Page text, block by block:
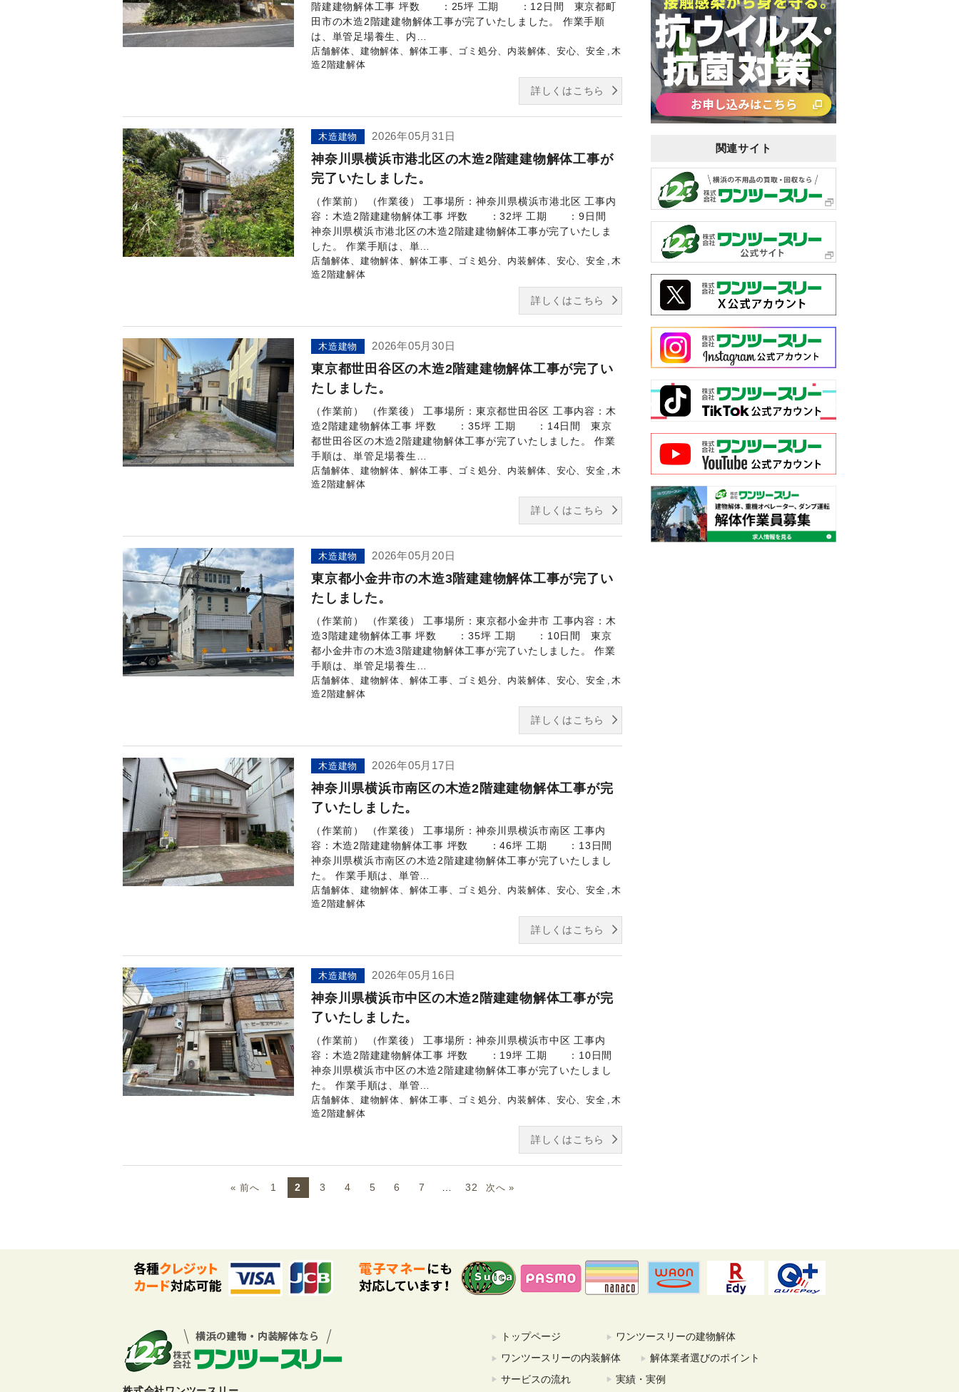
階建建物解体工事 坪数 ：25坪 工期 ：12日間 東京都町
田市の木造2階建建物解体工事が完了いたしました。 作業手順
は、単管足場養生、内…
店舗解体、建物解体、解体工事、ゴミ処分、内装解体、安心、安全
木
造2階建解体
詳しくはこちら
木造建物 2026年05月31日
神奈川県横浜市港北区の木造2階建建物解体工事が
完了いたしました。
（作業前） （作業後） 工事場所：神奈川県横浜市港北区 工事内
容：木造2階建建物解体工事 坪数 ：32坪 工期 ：9日間
神奈川県横浜市港北区の木造2階建建物解体工事が完了いたしま
した。 作業手順は、単…
店舗解体、建物解体、解体工事、ゴミ処分、内装解体、安心、安全
木
造2階建解体
詳しくはこちら
木造建物 2026年05月30日
東京都世田谷区の木造2階建建物解体工事が完了い
たしました。
（作業前） （作業後） 工事場所：東京都世田谷区 工事内容：木
造2階建建物解体工事 坪数 ：35坪 工期 ：14日間 東京
都世田谷区の木造2階建建物解体工事が完了いたしました。 作業
手順は、単管足場養生…
店舗解体、建物解体、解体工事、ゴミ処分、内装解体、安心、安全
木
造2階建解体
詳しくはこちら
木造建物 2026年05月20日
東京都小金井市の木造3階建建物解体工事が完了い
たしました。
（作業前） （作業後） 工事場所：東京都小金井市 工事内容：木
造3階建建物解体工事 坪数 ：35坪 工期 ：10日間 東京
都小金井市の木造3階建建物解体工事が完了いたしました。 作業
手順は、単管足場養生…
店舗解体、建物解体、解体工事、ゴミ処分、内装解体、安心、安全
木
造2階建解体
詳しくはこちら
木造建物 2026年05月17日
神奈川県横浜市南区の木造2階建建物解体工事が完
了いたしました。
（作業前） （作業後） 工事場所：神奈川県横浜市南区 工事内
容：木造2階建建物解体工事 坪数 ：46坪 工期 ：13日間
神奈川県横浜市南区の木造2階建建物解体工事が完了いたしまし
た。 作業手順は、単管…
店舗解体、建物解体、解体工事、ゴミ処分、内装解体、安心、安全
木
造2階建解体
詳しくはこちら
木造建物 2026年05月16日
神奈川県横浜市中区の木造2階建建物解体工事が完
了いたしました。
（作業前） （作業後） 工事場所：神奈川県横浜市中区 工事内
容：木造2階建建物解体工事 坪数 ：19坪 工期 ：10日間
神奈川県横浜市中区の木造2階建建物解体工事が完了いたしまし
た。 作業手順は、単管…
店舗解体、建物解体、解体工事、ゴミ処分、内装解体、安心、安全
木
造2階建解体
詳しくはこちら
« 前へ 1 2 3 4 5 6 7 32 次へ »
関連サイト
トップページ
ワンツースリーの建物解体
ワンツースリーの内装解体
解体業者選びのポイント
サービスの流れ
実績・実例